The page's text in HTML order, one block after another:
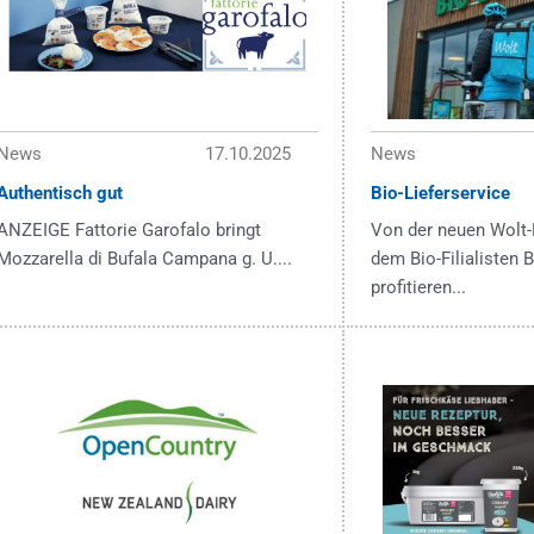
17.10.2025
gut
Fattorie Garofalo bringt
di Bufala Campana g. U....
News
Bio-Lieferservice
Von der neuen
dem Bio-Filialisten
profitieren...